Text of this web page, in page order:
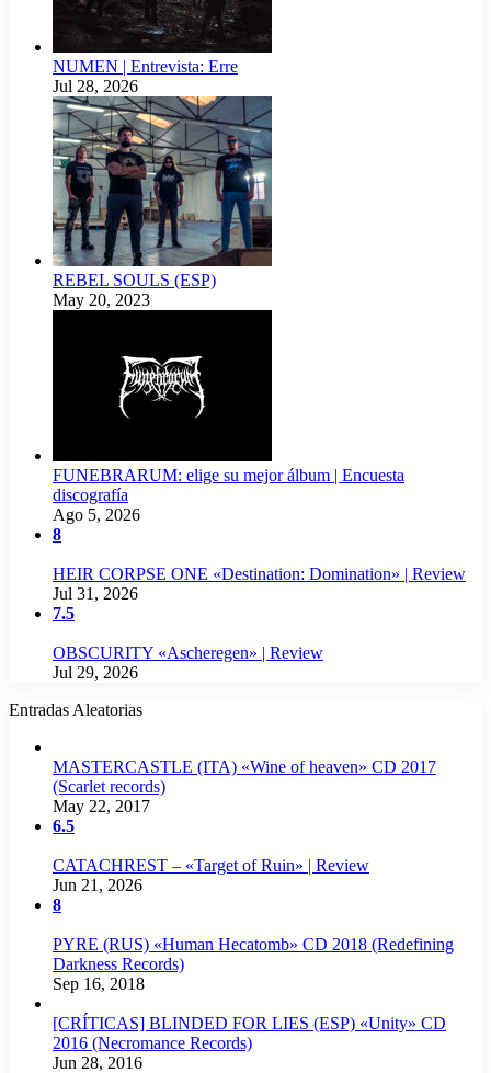
NUMEN | Entrevista: Erre
Jul 28, 2026
REBEL SOULS (ESP)
May 20, 2023
FUNEBRARUM: elige su mejor álbum | Encuesta
discografía
Ago 5, 2026
8
HEIR CORPSE ONE «Destination: Domination» | Review
Jul 31, 2026
7.5
OBSCURITY «Ascheregen» | Review
Jul 29, 2026
Entradas Aleatorias
MASTERCASTLE (ITA) «Wine of heaven» CD 2017
(Scarlet records)
May 22, 2017
6.5
CATACHREST – «Target of Ruin» | Review
Jun 21, 2026
8
PYRE (RUS) «Human Hecatomb» CD 2018 (Redefining
Darkness Records)
Sep 16, 2018
[CRÍTICAS] BLINDED FOR LIES (ESP) «Unity» CD
2016 (Necromance Records)
Jun 28, 2016